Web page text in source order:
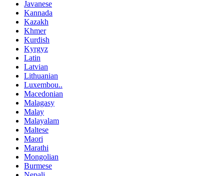
Javanese
Kannada
Kazakh
Khmer
Kurdish
Kyrgyz
Latin
Latvian
Lithuanian
Luxembou..
Macedonian
Malagasy
Malay
Malayalam
Maltese
Maori
Marathi
Mongolian
Burmese